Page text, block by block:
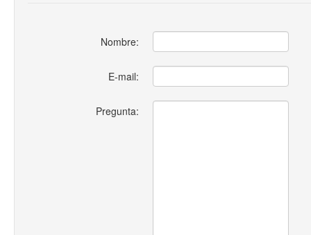
Nombre:
E-mail:
Pregunta: